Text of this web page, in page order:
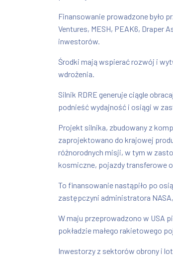
Finansowanie prowadzone było
Ventures, MESH, PEAK6, Draper
inwestorów.
Środki mają wspierać rozwój i
wdrożenia.
Silnik RDRE generuje ciągle
podnieść wydajność i osiągi w
Projekt silnika, zbudowany z
zaprojektowano do krajowej
różnorodnych misji, w tym w
kosmiczne, pojazdy transferowe
To finansowanie nastąpiło po
zastępczyni administratora
W maju przeprowadzono w USA
pokładzie małego rakietowego
Inwestorzy z sektorów obrony i